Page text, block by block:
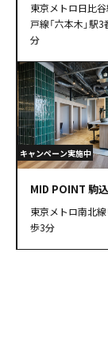
東京メトロ日比谷
戸線「六本木」駅
分
MID POINT 駒込
東京メトロ南北線
歩3分